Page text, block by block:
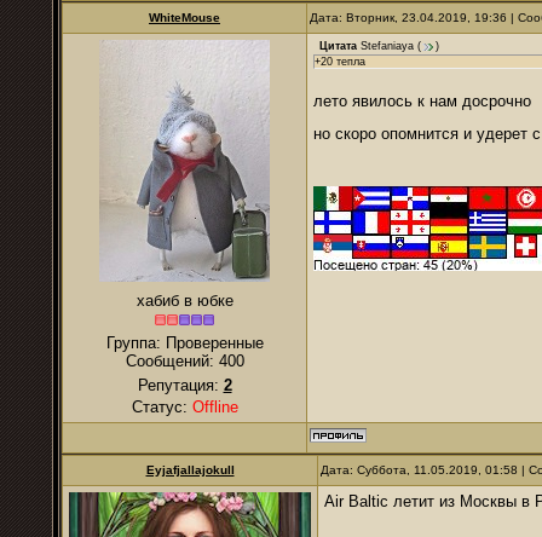
WhiteMouse Дата: Вторник, 23.04.2019, 19:36 |
хабиб в юбке
Группа: Проверенные
Сообщений: 400
Репутация: 2
Статус: Offline
Цитата Stefaniaya (
)
+20 тепла
лето явилось к нам досрочно
но скоро опомнится и удерет
Eyjafjallajokull Дата: Суббота, 11.05.2019, 01:58 |
Air Baltic летит из Москвы в